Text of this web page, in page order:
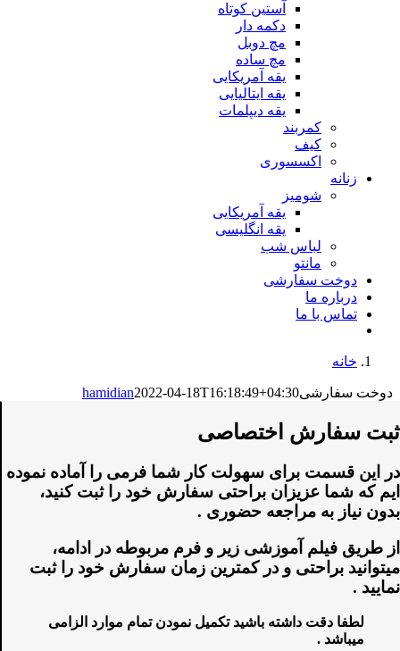
آستین کوتاه
دکمه دار
مچ دوبل
مچ ساده
یقه آمریکایی
یقه ایتالیایی
یقه دیپلمات
کمربند
کیف
اکسسوری
زنانه
شومیز
یقه آمریکایی
یقه انگلیسی
لباس شب
مانتو
دوخت سفارشی
درباره ما
تماس با ما
خانه
دوخت سفارشی hamidian2022-04-18T16:18:49+04:30
ثبت سفارش اختصاصی
در این قسمت برای سهولت کار شما فرمی را آماده نموده
ایم که شما عزیزان براحتی سفارش خود را ثبت کنید،
بدون نیاز به مراجعه حضوری .
از طریق فیلم آموزشی زیر و فرم مربوطه در ادامه،
میتوانید براحتی و در کمترین زمان سفارش خود را ثبت
نمایید .
لطفا دقت داشته باشید تکمیل نمودن تمام موارد الزامی
میباشد .